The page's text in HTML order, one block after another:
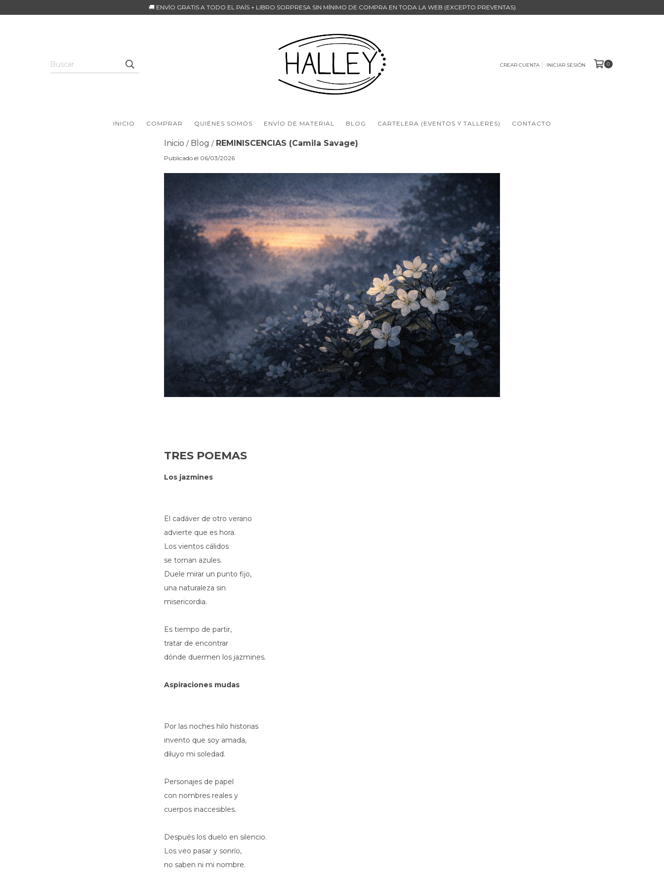
🚚 ENVÍO GRATIS A TODO EL PAÍS + LIBRO SORPRESA SIN MÍNIMO DE COMPRA EN TODA LA WEB (EXCEPTO PREVENTAS)
CREAR CUENTA INICIAR SESIÓN 0
INICIO COMPRAR QUIÉNES SOMOS ENVÍO DE MATERIAL BLOG CARTELERA (EVENTOS Y TALLERES) CONTACTO
Inicio / Blog / REMINISCENCIAS (Camila Savage)
Publicado el 06/03/2026
TRES POEMAS
Los jazmines
El cadáver de otro verano
advierte que es hora.
Los vientos cálidos
se tornan azules.
Duele mirar un punto fijo,
una naturaleza sin
misericordia.
Es tiempo de partir,
tratar de encontrar
dónde duermen los jazmines.
Aspiraciones mudas
Por las noches hilo historias
invento que soy amada,
diluyo mi soledad.
Personajes de papel
con nombres reales y
cuerpos inaccesibles.
Después los duelo en silencio.
Los veo pasar y sonrío,
no saben ni mi nombre.